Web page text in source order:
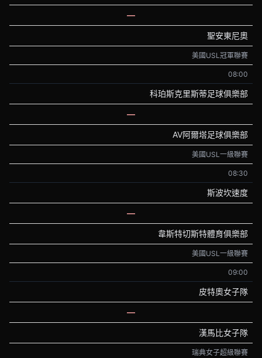
—
聖安東尼奧
美國USL冠軍聯賽
08:00
科珀斯克里斯蒂足球俱樂部
—
AV阿爾塔足球俱樂部
美國USL一級聯賽
08:30
斯波坎速度
—
韋斯特切斯特體育俱樂部
美國USL一級聯賽
09:00
皮特奧女子隊
—
漢馬比女子隊
瑞典女子超級聯賽